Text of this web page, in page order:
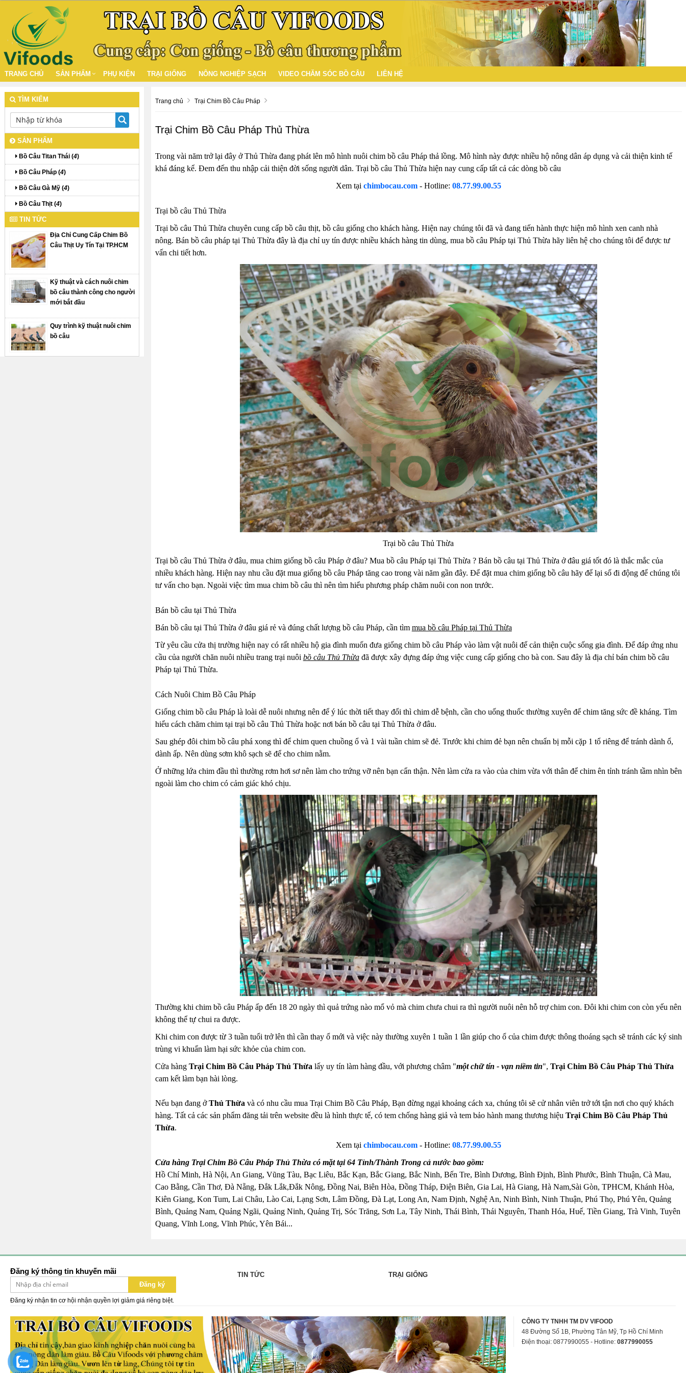
TRANG CHỦ SẢN PHẨM PHỤ KIỆN TRẠI GIỐNG NÔNG NGHIỆP SẠCH VIDEO CHĂM SÓC BỒ CÂU LIÊN HỆ
Trang chủ Trại Chim Bồ Câu Pháp
Trại Chim Bồ Câu Pháp Thủ Thừa
Trong vài năm trở lại đây ở Thủ Thừa đang phát lên mô hình nuôi chim bồ câu Pháp thả lồng. Mô hình này được nhiều hộ nông dân áp dụng và cải thiện kinh tế
khá đáng kể. Đem đến thu nhập cải thiện đời sống người dân. Trại bồ câu Thủ Thừa hiện nay cung cấp tất cả các dòng bồ câu
Xem tại chimbocau.com- Hotline: 08.77.99.00.55
Trại bồ câu Thủ Thừa
Trại bồ câu Thủ Thừa chuyên cung cấp bồ câu thịt, bồ câu giống cho khách hàng. Hiện nay chúng tôi đã và đang tiến hành thực hiện mô hình xen canh nhà
nông. Bán bồ câu pháp tại Thủ Thừa đây là địa chỉ uy tín được nhiều khách hàng tin dùng, mua bồ câu Pháp tại Thủ Thừa hãy liên hệ cho chúng tôi để được tư
vấn chi tiết hơn.
Trại bồ câu Thủ Thừa
Trại bồ câu Thủ Thừa ở đâu, mua chim giống bồ câu Pháp ở đâu? Mua bồ câu Pháp tại Thủ Thừa ? Bán bồ câu tại Thủ Thừa ở đâu giá tốt đó là thắc mắc của
nhiều khách hàng. Hiện nay nhu cầu đặt mua giống bồ câu Pháp tăng cao trong vài năm gần đây. Để đặt mua chim giống bồ câu hãy để lại số đi động để chúng tôi
tư vấn cho bạn. Ngoài việc tìm mua chim bồ câu thì nên tìm hiểu phương pháp chăm nuôi con non trước.
Bán bồ câu tại Thủ Thừa
Bán bồ câu tại Thủ Thừa ở đâu giá rẻ và đúng chất lượng bồ câu Pháp, cần tìm mua bồ câu Pháp tại Thủ Thừa
Từ yêu cầu cửa thị trường hiện nay có rất nhiều hộ gia đình muốn đưa giống chim bồ câu Pháp vào làm vật nuôi để cản thiện cuộc sống gia đình. Để đáp ứng nhu
cầu của người chăn nuôi nhiều trang trại nuôi bồ câu Thủ Thừađã được xây đựng đáp ứng việc cung cấp giống cho bà con. Sau đây là địa chỉ bán chim bồ câu
Pháp tại Thủ Thừa.
Cách Nuôi Chim Bồ Câu Pháp
Giống chim bồ câu Pháp là loài dễ nuôi nhưng nên để ý lúc thời tiết thay đổi thì chim dễ bệnh, cần cho uống thuốc thường xuyên để chim tăng sức đề kháng. Tìm
hiểu cách chăm chim tại trại bồ câu Thủ Thừa hoặc nơi bán bồ câu tại Thủ Thừa ở đâu.
Sau ghép đôi chim bồ câu phá xong thì để chim quen chuồng ổ và 1 vài tuần chim sẽ đẻ. Trước khi chim đẻ bạn nên chuẩn bị mỗi cặp 1 tổ riêng để tránh dành ổ,
dành ấp. Nên dùng sơm khô sạch sẽ để cho chim nằm.
Ở những lứa chim đầu thì thường rơm hơi sơ nên làm cho trứng vỡ nên bạn cẩn thận. Nên làm cửa ra vào của chim vừa với thân để chim ên tỉnh tránh tầm nhìn bên
ngoài làm cho chim có cảm giác khó chịu.
Thường khi chim bồ câu Pháp ấp đến 18 20 ngày thì quả trứng nào mổ vỏ mà chim chưa chui ra thì người nuôi nên hỗ trợ chim con. Đôi khi chim con còn yếu nên
không thể tự chui ra được.
Khi chim con được từ 3 tuần tuổi trở lên thì cần thay ổ mới và việc này thường xuyên 1 tuần 1 lần giúp cho ổ của chim được thông thoáng sạch sẽ tránh các ký sinh
trùng vi khuẩn làm hại sức khỏe của chim con.
Cửa hàng Trại Chim Bồ Câu Pháp Thủ Thừa lấy uy tín làm hàng đầu, với phương châm "một chữ tín - vạn niềm tin", Trại Chim Bồ Câu Pháp Thủ Thừa
cam kết làm bạn hài lòng.
Nếu bạn đang ởThủ Thừa và có nhu cầu mua Trại Chim Bồ Câu Pháp, Bạn đừng ngại khoảng cách xa, chúng tôi sẽ cử nhân viên trở tới tận nơi cho quý khách
hàng. Tất cả các sản phẩm đăng tải trên website đều là hình thực tế, có tem chống hàng giả và tem bảo hành mang thương hiệu Trại Chim Bồ Câu Pháp Thủ
Thừa.
Xem tại chimbocau.com- Hotline: 08.77.99.00.55
Cửa hàng Trại Chim Bồ Câu Pháp Thủ Thừa có mặt tại 64 Tỉnh/Thành Trong cả nước bao gồm:
Hồ Chí Minh, Hà Nội, An Giang, Vũng Tàu, Bạc Liêu, Bắc Kạn, Bắc Giang, Bắc Ninh, Bến Tre, Bình Dương, Bình Định, Bình Phước, Bình Thuận, Cà Mau,
Cao Bằng, Cần Thơ, Đà Nẵng, Đắk Lắk,Đắk Nông, Đồng Nai, Biên Hòa, Đồng Tháp, Điện Biên, Gia Lai, Hà Giang, Hà Nam,Sài Gòn, TPHCM, Khánh Hòa,
Kiên Giang, Kon Tum, Lai Châu, Lào Cai, Lạng Sơn, Lâm Đồng, Đà Lạt, Long An, Nam Định, Nghệ An, Ninh Bình, Ninh Thuận, Phú Thọ, Phú Yên, Quảng
Bình, Quảng Nam, Quảng Ngãi, Quảng Ninh, Quảng Trị, Sóc Trăng, Sơn La, Tây Ninh, Thái Bình, Thái Nguyên, Thanh Hóa, Huế, Tiền Giang, Trà Vinh, Tuyên
Quang, Vĩnh Long, Vĩnh Phúc, Yên Bái...
TÌM KIẾM
SẢN PHẨM
Bồ Câu Titan Thái (4)
Bồ Câu Pháp (4)
Bồ Câu Gà Mỹ (4)
Bồ Câu Thịt (4)
TIN TỨC
Địa Chỉ Cung Cấp Chim Bồ
Câu Thịt Uy Tín Tại TP.HCM
Kỹ thuật và cách nuôi chim
bồ câu thành công cho người
mới bắt đầu
Quy trình kỹ thuật nuôi chim
bồ câu
Đăng ký thông tin khuyến mãi
Đăng ký
Đăng ký nhận tin cơ hội nhận quyền lợi giảm giá riêng biệt.
TIN TỨC TRẠI GIỐNG
CÔNG TY TNHH TM DV VIFOOD
48 Đường Số 1B, Phường Tân Mỹ, Tp Hồ Chí Minh
Điện thoại: 0877990055 - Hotline: 0877990055